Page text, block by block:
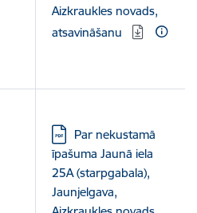
Aizkraukles novads,
atsavināšanu
Lejupielādēt:
Par nekustamā
īpašuma Jaunā iela
25A (starpgabala),
Jaunjelgava,